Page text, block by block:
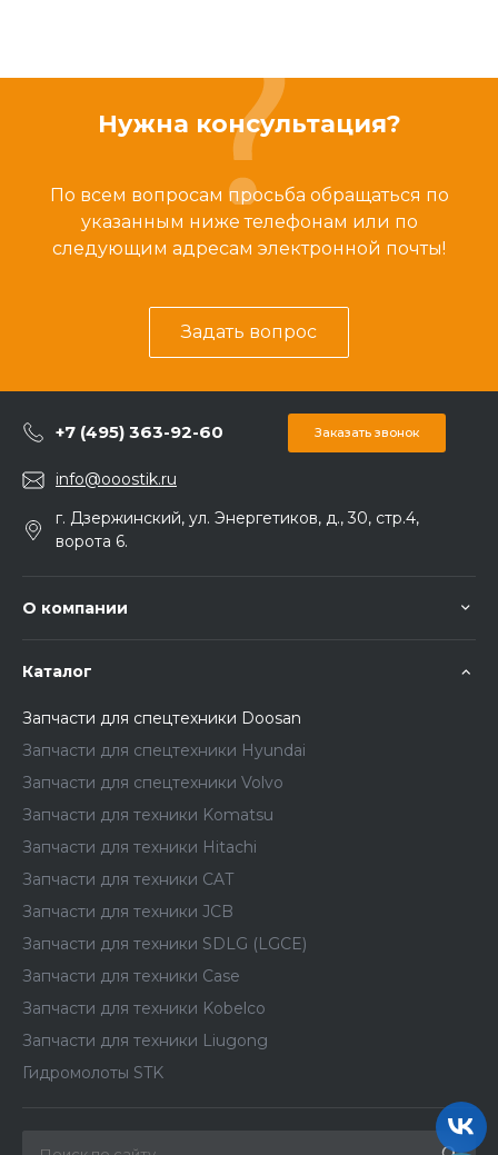
Нужна консультация?
По всем вопросам просьба обращаться по
указанным ниже телефонам или по
следующим адресам электронной почты!
Задать вопрос
+7 (495) 363-92-60 Заказать звонок
info@ooostik.ru
г. Дзержинский, ул. Энергетиков, д., 30, стр.4,
ворота 6.
О компании
Каталог
Запчасти для спецтехники Doosan
Запчасти для спецтехники Hyundai
Запчасти для спецтехники Volvo
Запчасти для техники Komatsu
Запчасти для техники Hitachi
Запчасти для техники CAT
Запчасти для техники JCB
Запчасти для техники SDLG (LGCE)
Запчасти для техники Case
Запчасти для техники Kobelco
Запчасти для техники Liugong
Гидромолоты STK